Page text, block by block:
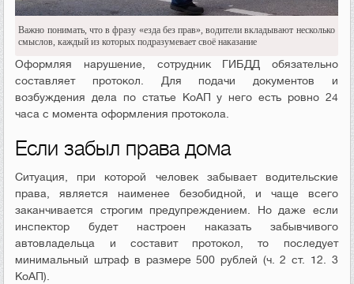
Важно понимать, что в фразу «езда без прав», водители вкладывают несколько
смыслов, каждый из которых подразумевает своё наказание
Оформляя нарушение, сотрудник ГИБДД обязательно
составляет протокол. Для подачи документов и
возбуждения дела по статье КоАП у него есть ровно 24
часа с момента оформления протокола.
Если забыл права дома
Ситуация, при которой человек забывает водительские
права, является наименее безобидной, и чаще всего
заканчивается строгим предупреждением. Но даже если
инспектор будет настроен наказать забывчивого
автовладельца и составит протокол, то последует
минимальный штраф в размере 500 рублей (ч. 2 ст. 12. 3
КоАП).